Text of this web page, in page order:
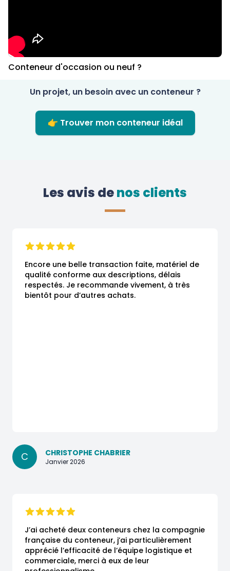
Conteneur d'occasion ou neuf ?
Un projet, un besoin avec un conteneur ?
👉 Trouver mon conteneur idéal
Les avis de nos clients
Encore une belle transaction faite, matériel de
qualité conforme aux descriptions, délais
respectés. Je recommande vivement, à très
bientôt pour d’autres achats.
C CHRISTOPHE CHABRIER
Janvier 2026
J’ai acheté deux conteneurs chez la compagnie
française du conteneur, j’ai particulièrement
apprécié l’efficacité de l’équipe logistique et
commerciale, merci à eux de leur